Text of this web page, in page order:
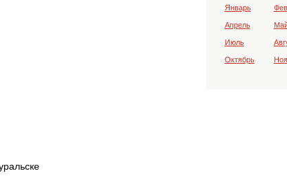
Январь
Апрель
Июль
Октябрь